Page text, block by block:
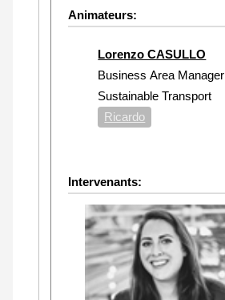
Animateurs:
Lorenzo CASULLO
Business Area Manager
Sustainable Transport
Ricardo
Intervenants: